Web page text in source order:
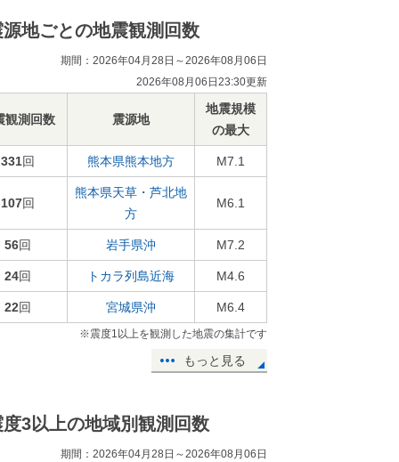
源地ごとの地震観測回数
期間：2026年04月28日～2026年08月06日
2026年08月06日23:30更新
観測回数 震源地
地震規模
の最大
331回 熊本県熊本地方 M7.1
107回
熊本県天草・芦北地
方
M6.1
56回 岩手県沖 M7.2
24回 トカラ列島近海 M4.6
22回 宮城県沖 M6.4
※震度1以上を観測した地震の集計です
もっと見る
度3以上の地域別観測回数
期間：2026年04月28日～2026年08月06日